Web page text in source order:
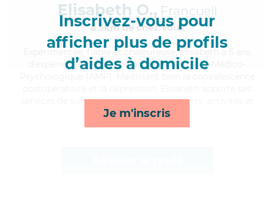
Inscrivez-vous pour
afficher plus de profils
d’aides à domicile
Je m'inscris
Elisabeth O., Francueil
à 5km de chez Vous
, fiable et chaleureuse, Elisabeth a 5 ans
d'expérience et possède un diplôme d'Aide Médico-
services de surveillance de nuit, transports, activités et
mobilité*